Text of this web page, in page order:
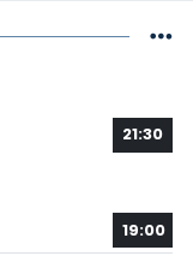
21:30
19:00